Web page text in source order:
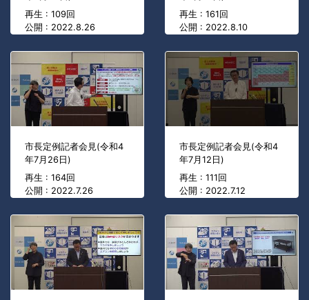
再生 : 109回
公開 : 2022.8.26
再生 : 161回
公開 : 2022.8.10
市長定例記者会見(令和4
年7月26日)
再生 : 164回
公開 : 2022.7.26
市長定例記者会見(令和4
年7月12日)
再生 : 111回
公開 : 2022.7.12